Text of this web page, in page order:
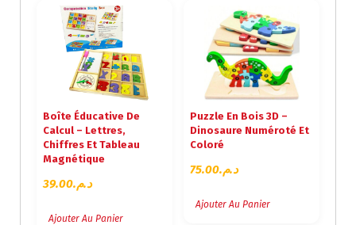
Boîte Éducative De
Calcul – Lettres,
Chiffres Et Tableau
Magnétique
د.م.39.00
Ajouter Au Panier
Puzzle En Bois 3D –
Dinosaure Numéroté Et
Coloré
د.م.75.00
Ajouter Au Panier